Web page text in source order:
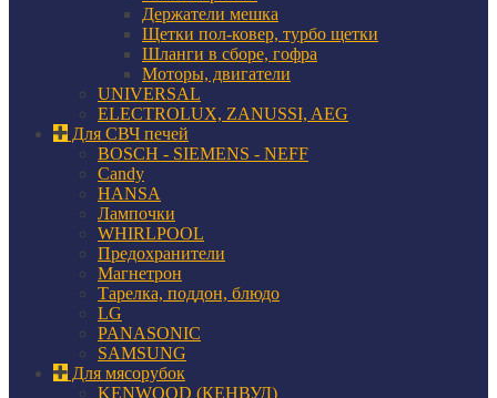
Держатели мешка
Щетки пол-ковер, турбо щетки
Шланги в сборе, гофра
Моторы, двигатели
UNIVERSAL
ELECTROLUX, ZANUSSI, AEG
Для СВЧ печей
BOSCH - SIEMENS - NEFF
Candy
HANSA
Лампочки
WHIRLPOOL
Предохранители
Магнетрон
Тарелка, поддон, блюдо
LG
PANASONIC
SAMSUNG
Для мясорубок
KENWOOD (КЕНВУД)